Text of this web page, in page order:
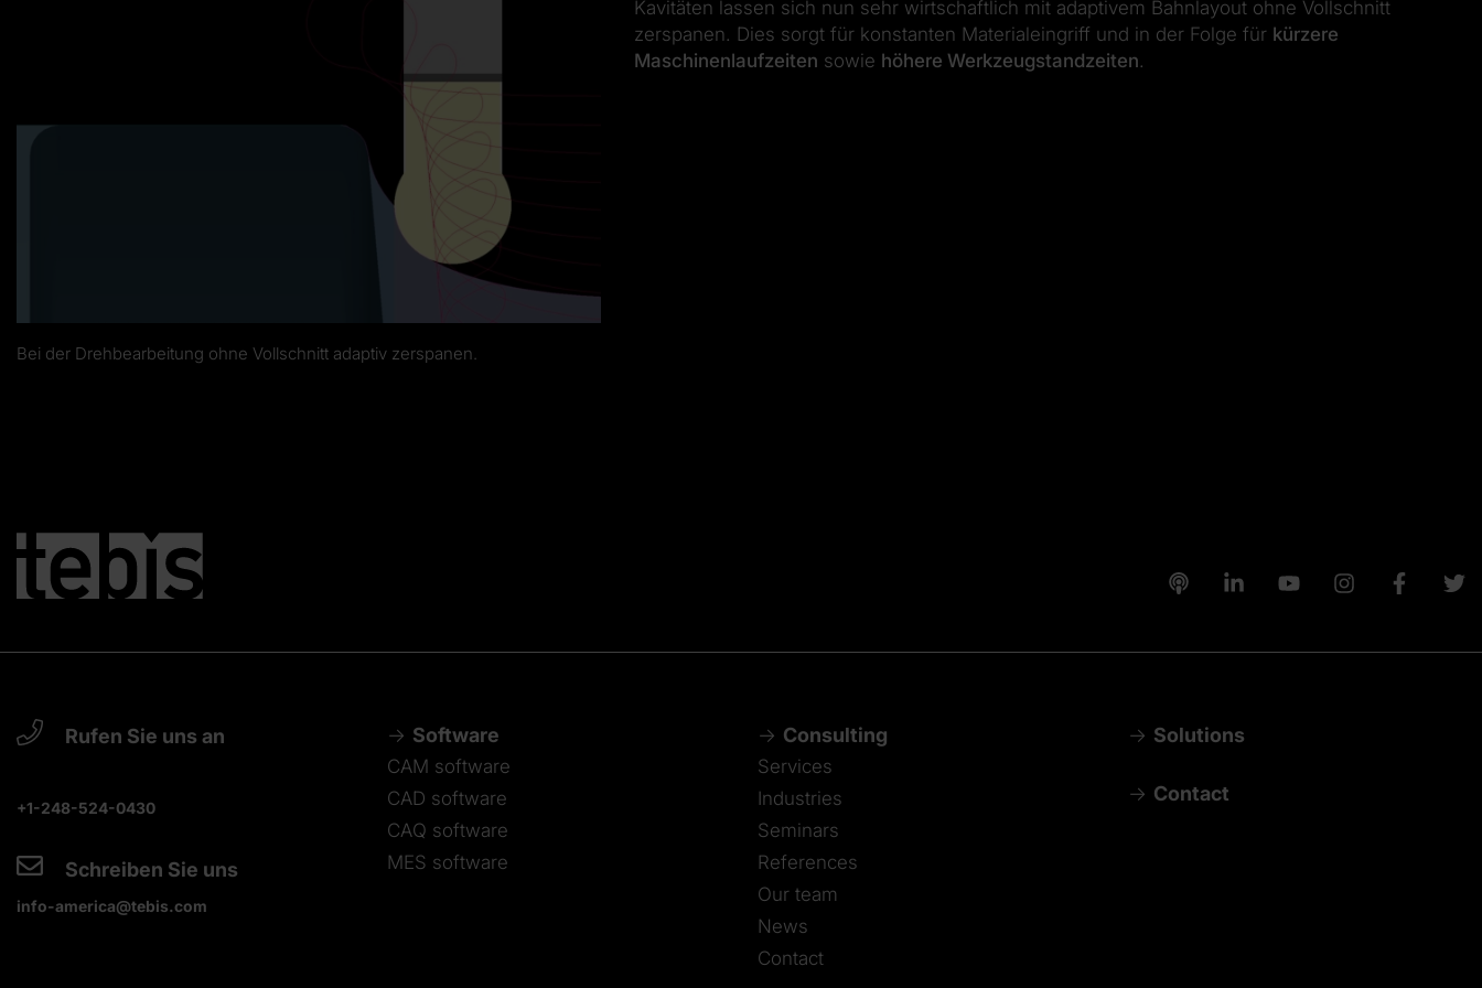
Bei der Drehbearbeitung ohne Vollschnitt adaptiv zerspanen.
Kavitäten lassen sich nun sehr wirtschaftlich mit adaptivem Bahnlayout ohne Vollschnitt
zerspanen. Dies sorgt für konstanten Materialeingriff und in der Folge für kürzere
Maschinenlaufzeiten sowie höhere Werkzeugstandzeiten.
Rufen Sie uns an
+1-248-524-0430
Schreiben Sie uns
info-america@tebis.com
Software
CAM software
CAD software
CAQ software
MES software
Consulting
Services
Industries
Seminars
References
Our team
News
Contact
Solutions
Contact